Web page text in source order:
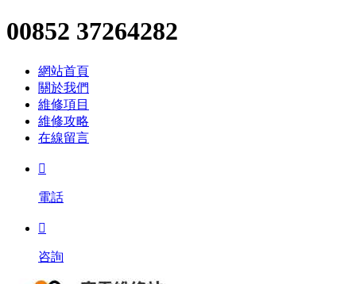
00852 37264282
網站首頁
關於我們
維修項目
維修攻略
在線留言

電話

咨詢